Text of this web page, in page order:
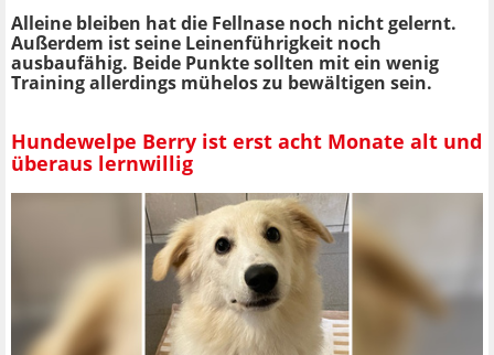
Alleine bleiben hat die Fellnase noch nicht gelernt.
Außerdem ist seine Leinenführigkeit noch
ausbaufähig. Beide Punkte sollten mit ein wenig
Training allerdings mühelos zu bewältigen sein.
Hundewelpe Berry ist erst acht Monate alt und
überaus lernwillig